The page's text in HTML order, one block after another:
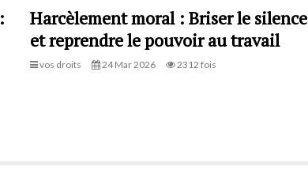
Harcèlement moral : Briser le silence
et reprendre le pouvoir au travail
vos droits 24 Mar 2026 2312 fois